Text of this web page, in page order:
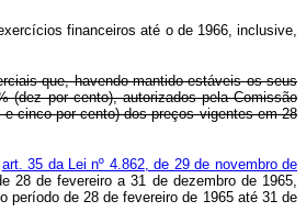
financeiros até o de 1966, inclusive,
que, havendo mantido estáveis os seus
(dez por cento), autorizados pela Comissão
cinco por cento) dos preços vigentes em 28
art. 35 da Lei nº 4.862, de 29 de novembro de
28 de fevereiro a 31 de dezembro de 1965,
período de 28 de fevereiro de 1965 até 31 de